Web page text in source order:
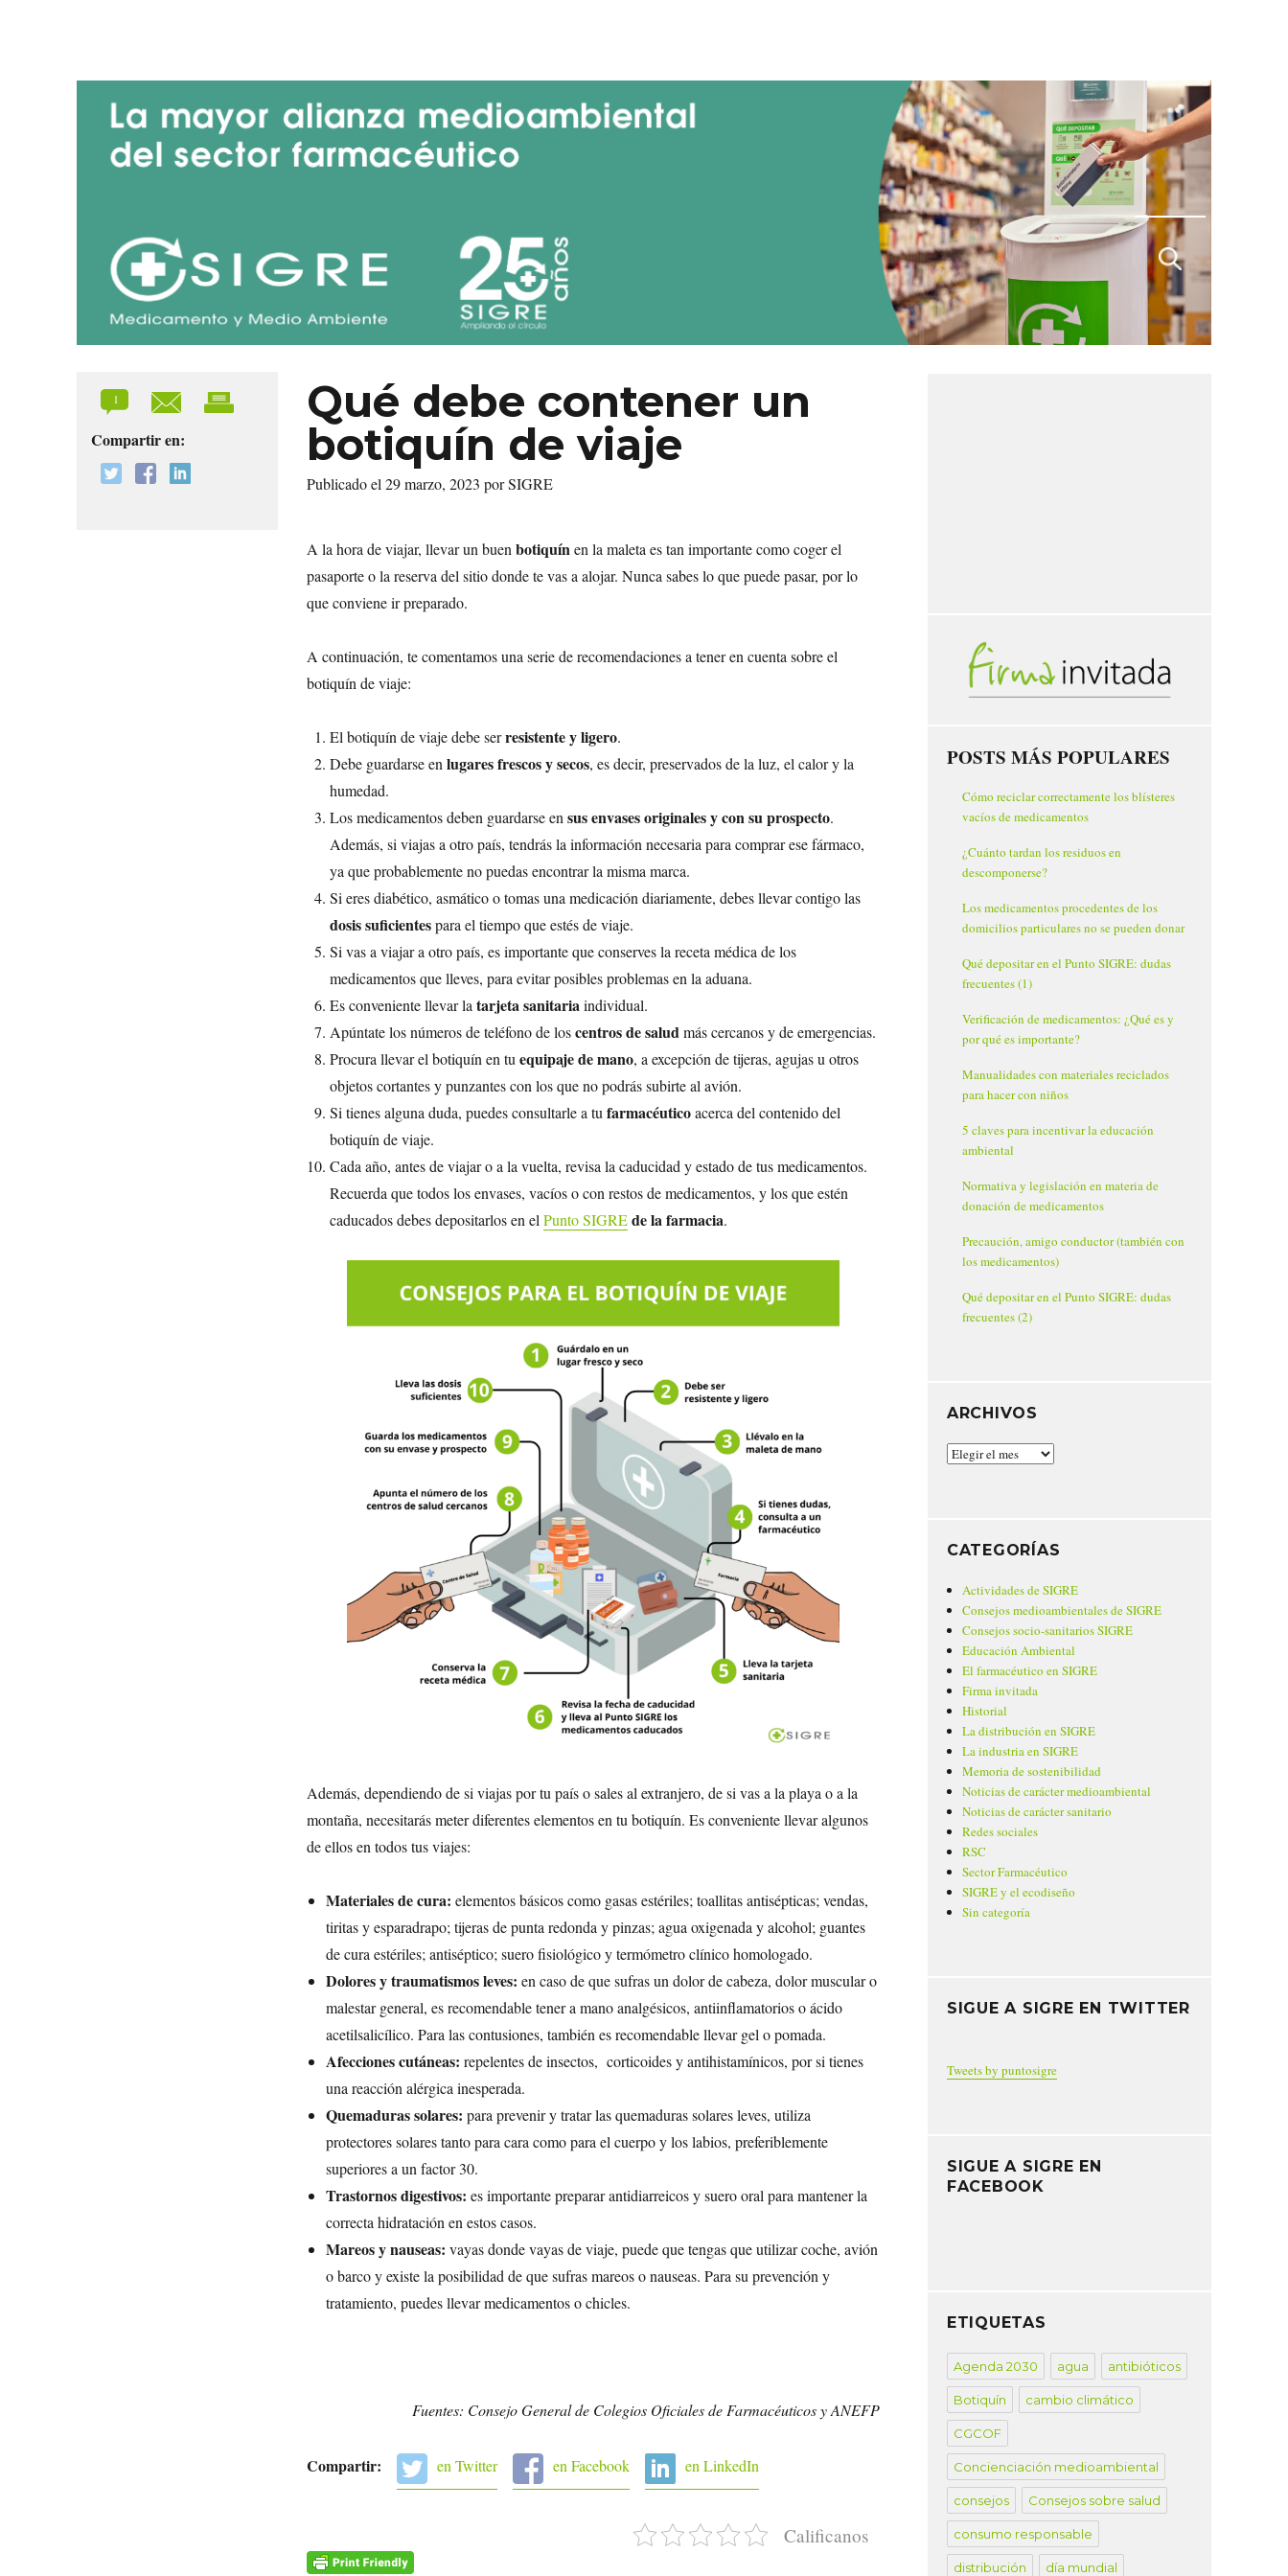
Buscar
por:
Qué debe contener un
botiquín de viaje
Publicado el 29 marzo, 2023 por SIGRE
A la hora de viajar, llevar un buen botiquín en la maleta es tan importante como coger el
pasaporte o la reserva del sitio donde te vas a alojar. Nunca sabes lo que puede pasar, por lo
que conviene ir preparado.
A continuación, te comentamos una serie de recomendaciones a tener en cuenta sobre el
botiquín de viaje:
El botiquín de viaje debe serresistente y ligero.
Debe guardarse en lugares frescos y secos, es decir, preservados de la luz, el calor y la
humedad.
Los medicamentos deben guardarse en sus envases originales y con su prospecto.
Además, si viajas a otro país, tendrás la información necesaria para comprar ese fármaco,
ya que probablemente no puedas encontrar la misma marca.
Si eres diabético, asmático o tomas una medicación diariamente, debes llevar contigo las
dosis suficientespara el tiempo que estés de viaje.
Si vas a viajar a otro país, es importante que conserves la receta médica de los
medicamentos que lleves, para evitar posibles problemas en la aduana.
Es conveniente llevar la tarjeta sanitaria individual.
Apúntate los números de teléfono de loscentros de salud más cercanos y de emergencias.
Procura llevar el botiquín en tu equipaje de mano, a excepción de tijeras, agujas u otros
objetos cortantes y punzantes con los que no podrás subirte al avión.
Si tienes alguna duda, puedes consultarle a tu farmacéuticoacerca del contenido del
botiquín de viaje.
Cada año, antes de viajar o a la vuelta, revisa la caducidad y estado de tus medicamentos.
Recuerda que todos los envases, vacíos o con restos de medicamentos, y los que estén
caducados debes depositarlos en el Punto SIGREde la farmacia.
Además, dependiendo de si viajas por tu país o sales al extranjero, de si vas a la playa o a la
montaña, necesitarás meter diferentes elementos en tu botiquín. Es conveniente llevar algunos
de ellos en todos tus viajes:
Materiales de cura: elementos básicos como gasas estériles; toallitas antisépticas; vendas,
tiritas y esparadrapo; tijeras de punta redonda y pinzas; agua oxigenada y alcohol; guantes
de cura estériles; antiséptico; suero fisiológico y termómetro clínico homologado.
Dolores y traumatismos leves: en caso de que sufras un dolor de cabeza, dolor muscular o
malestar general, es recomendable tener a mano analgésicos, antiinflamatorios o ácido
acetilsalicílico. Para las contusiones, también es recomendable llevar gel o pomada.
Afecciones cutáneas: repelentes de insectos, corticoides y antihistamínicos, por si tienes
una reacción alérgica inesperada.
Quemaduras solares: para prevenir y tratar las quemaduras solares leves, utiliza
protectores solares tanto para cara como para el cuerpo y los labios, preferiblemente
superiores a un factor 30.
Trastornos digestivos: es importante preparar antidiarreicos y suero oral para mantener la
correcta hidratación en estos casos.
Mareos y nauseas: vayas donde vayas de viaje, puede que tengas que utilizar coche, avión
o barco y existe la posibilidad de que sufras mareos o nauseas. Para su prevención y
tratamiento, puedes llevar medicamentos o chicles.
Fuentes: Consejo General de Colegios Oficiales de Farmacéuticos y ANEFP
Compartir: en Twitter en Facebook en LinkedIn
Calificanos
1
Compartir en:
POSTS MÁS POPULARES
Cómo reciclar correctamente los blísteres
vacíos de medicamentos
¿Cuánto tardan los residuos en
descomponerse?
Los medicamentos procedentes de los
domicilios particulares no se pueden donar
Qué depositar en el Punto SIGRE: dudas
frecuentes (1)
Verificación de medicamentos: ¿Qué es y
por qué es importante?
Manualidades con materiales reciclados
para hacer con niños
5 claves para incentivar la educación
ambiental
Normativa y legislación en materia de
donación de medicamentos
Precaución, amigo conductor (también con
los medicamentos)
Qué depositar en el Punto SIGRE: dudas
frecuentes (2)
ARCHIVOS
Archivos
CATEGORÍAS
Actividades de SIGRE
Consejos medioambientales de SIGRE
Consejos socio-sanitarios SIGRE
Educación Ambiental
El farmacéutico en SIGRE
Firma invitada
Historial
La distribución en SIGRE
La industria en SIGRE
Memoria de sostenibilidad
Noticias de carácter medioambiental
Noticias de carácter sanitario
Redes sociales
RSC
Sector Farmacéutico
SIGRE y el ecodiseño
Sin categoría
SIGUE A SIGRE EN TWITTER
Tweets by puntosigre
SIGUE A SIGRE EN
FACEBOOK
ETIQUETAS
Agenda 2030 agua antibióticos
Botiquín cambio climático
CGCOF
Concienciación medioambiental
consejos Consejos sobre salud
consumo responsable
distribución día mundial